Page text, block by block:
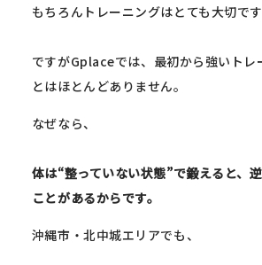
もちろんトレーニングはとても大切です
ですがGplaceでは、最初から強いトレ
とはほとんどありません。
なぜなら、
体は“整っていない状態”で鍛えると、
ことがあるからです。
沖縄市・北中城エリアでも、